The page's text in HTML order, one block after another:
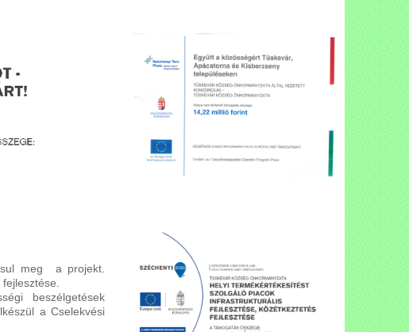
meg a projekt.
beszélgetések
a Cselekvési